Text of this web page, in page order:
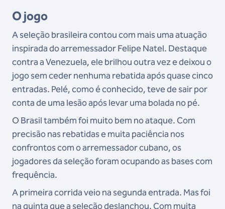
O jogo
A seleção brasileira contou com mais uma atuação
inspirada do arremessador Felipe Natel. Destaque
contra a Venezuela, ele brilhou outra vez e deixou o
jogo sem ceder nenhuma rebatida após quase cinco
entradas. Pelé, como é conhecido, teve de sair por
conta de uma lesão após levar uma bolada no pé.
O Brasil também foi muito bem no ataque. Com
precisão nas rebatidas e muita paciência nos
confrontos com o arremessador cubano, os
jogadores da seleção foram ocupando as bases com
frequência.
A primeira corrida veio na segunda entrada. Mas foi
na quinta que a seleção deslanchou. Com muita